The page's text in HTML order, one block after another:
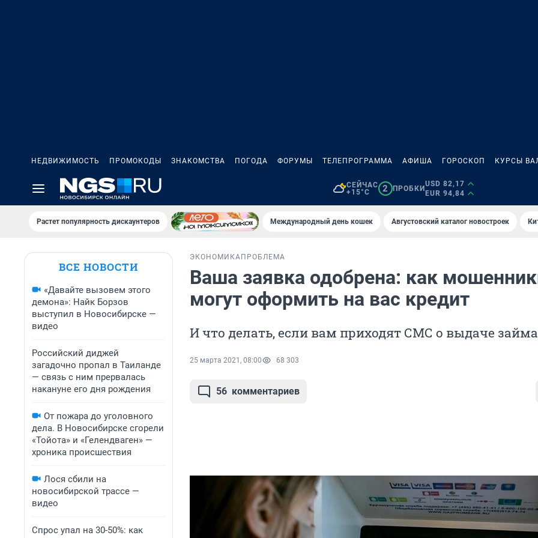
НЕДВИЖИМОСТЬ ПРОМОКОДЫ ЗНАКОМСТВА ПОГОДА ФОРУМЫ ТЕЛЕПРОГРАММА АФИША ГОРОСКОП КУРСЫ
СЕЙЧАС
+15°C
2 ПРОБКИ
USD 82,17
EUR 94,84
Растет популярность дискаунтеров Международный день кошек Августовский каталог новостроек
ВСЕ НОВОСТИ
«Давайте вызовем этого
демона»: Найк Борзов
выступил в Новосибирске —
видео
Российский диджей
загадочно пропал в Таиланде
— связь с ним прервалась
накануне его дня рождения
От пожара до уголовного
дела. В Новосибирске сгорели
«Тойота» и «Гелендваген» —
хроника происшествия
Лося сбили на
новосибирской трассе —
видео
Спрос упал на 30-50%: как
ЭКОНОМИКА ПРОБЛЕМА
Ваша заявка одобрена: как
могут оформить на вас кредит
И что делать, если вам приходят СМС о выдаче займа
25 марта 2021, 08:00 68 303
56 комментариев